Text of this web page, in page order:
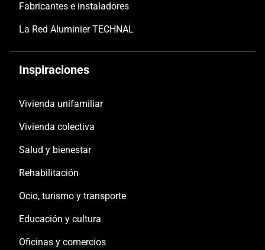
Fabricantes e instaladores
La Red Aluminier TECHNAL
Inspiraciones
Vivienda unifamiliar
Vivienda colectiva
Salud y bienestar
Rehabilitación
Ocio, turismo y transporte
Educación y cultura
Oficinas y comercios